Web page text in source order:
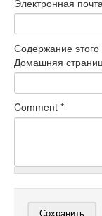
Электронная
Содержание
Домашняя
Comment *